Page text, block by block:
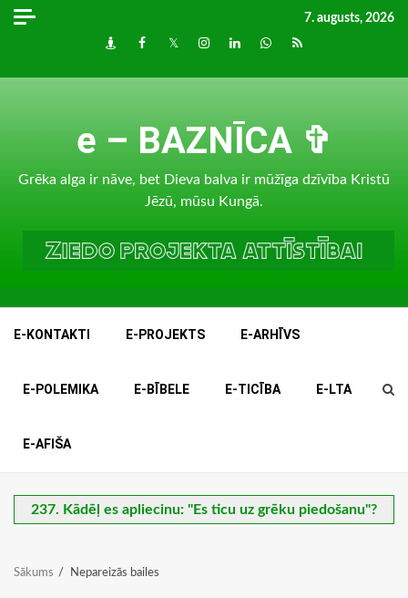
Skip
7. augusts, 2026
DraugiemFacebook
TwitterInstagram
LinkedInwhatsapp
RSS
e – BAZNĪCA ✞
Grēka alga ir nāve, bet Dieva balva ir mūžīga dzīvība Kristū
Jēzū, mūsu Kungā.
E-KONTAKTI E-PROJEKTS E-ARHĪVS
E-POLEMIKA E-BĪBELE E-TICĪBA E-LTA
E-AFIŠA
237. Kādēļ es apliecinu: "Es ticu uz grēku piedošanu"?
Sākums Nepareizās bailes